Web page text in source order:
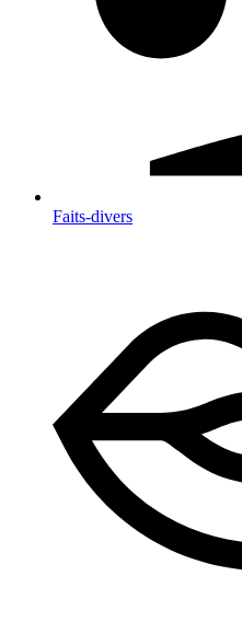
Faits-divers